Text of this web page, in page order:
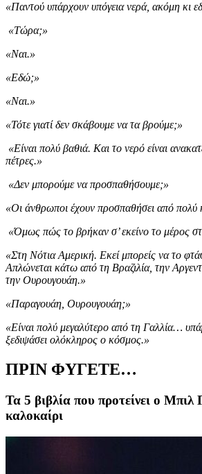
«Παντού υπάρχουν υπόγεια νερά, ακόμη κι
«Τώρα;»
«Ναι.»
«Εδώ;»
«Ναι.»
«Τότε γιατί δεν σκάβουμε να τα βρούμε;»
«Είναι πολύ βαθιά. Και το νερό είναι
πέτρες.»
«Δεν μπορούμε να προσπαθήσουμε;»
«Οι άνθρωποι έχουν προσπαθήσει από πολύ
«Όμως πώς το βρήκαν σ’ εκείνο το μέρος
«Στη Νότια Αμερική. Εκεί μπορείς να το
Απλώνεται κάτω από τη Βραζιλία, την
την Ουρουγουάη.»
«Παραγουάη, Ουρουγουάη;»
«Είναι πολύ μεγαλύτερο από τη Γαλλία…
ξεδιψάσει ολόκληρος ο κόσμος.»
ΠΡΙΝ ΦΥΓΕΤΕ…
Τα 5 βιβλία που προτείνει ο Μπιλ
καλοκαίρι